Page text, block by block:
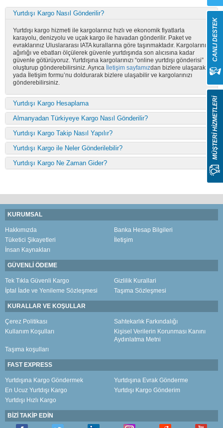
Yurtdışı Kargo Nasıl Gönderilir?
Yurtdışı kargo hizmeti ile kargolarınız hızlı ve ekonomik fiyatlarla
karayolu, denizyolu ve uçak kargo ile havadan gönderilir. Paket ve
evraklarınız Uluslararası IATA kurallarına göre taşınmaktadır. Kargolarınız
ağırlığı ve ebatları ölçülerek güvenle yurtdışında son alıcısına kadar
güvenle götürüyoruz. Yurtdışına kargolarınızı “online yurtdışı gönderisi”
oluşturup gönderebilirsiniz. Ayrıca
İletişim sayfamızdan bizlere ulaşarak
yada İletişim formu’nu doldurarak bizlere ulaşabilir ve kargolarınızı
gönderebilirsiniz.
Yurtdışı Kargo Hesaplama
Almanyadan Türkiyeye Kargo Nasıl Gönderilir?
Yurtdışı Kargo Takip Nasıl Yapılır?
Yurtdışı Kargo ile Neler Gönderilebilir?
Yurtdışı Kargo Ne Zaman Gider?
KURUMSAL
Hakkımızda
Banka Hesap Bilgileri
Tüketici Şikayetleri
İletişim
İnsan Kaynakları
GÜVENLİ ÖDEME
Tek Tıkla Güvenli Kargo
Gizlilik Kurallari
İptal İade ve Yenileme Sözleşmesi
Taşıma Sözleşmesi
KURALLAR VE KOŞULLAR
Çerez Politikası
Sahtekarlık Farkındalığı
Kullanım Koşulları
Kişisel Verilerin Korunması Kanını
Aydınlatma Metni
Taşıma koşulları
FAST EXPRESS
Yurtdışına Kargo Göndermek
Yurtdışına Evrak Gönderme
En Ucuz Yurtdışı Kargo
Yurtdışı Kargo Gönderim
Yurtdışı Hızlı Kargo
BİZİ TAKİP EDİN
MÜŞTERİ HİZMETLERİ
CANLI DESTEK